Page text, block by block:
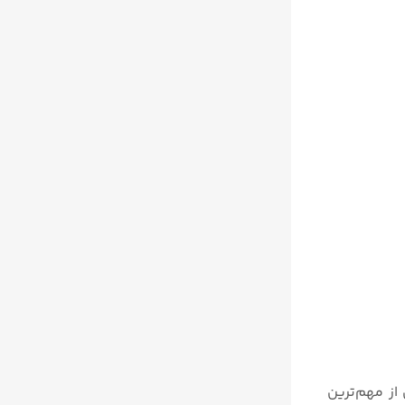
مهم‌ترین